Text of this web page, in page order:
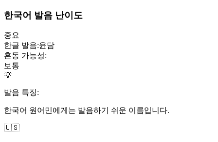
한국어 발음 난이도
중요
한글 발음:윤담
혼동 가능성:
보통
💡
발음 특징:
한국어 원어민에게는 발음하기 쉬운 이름입니다.
🇺🇸